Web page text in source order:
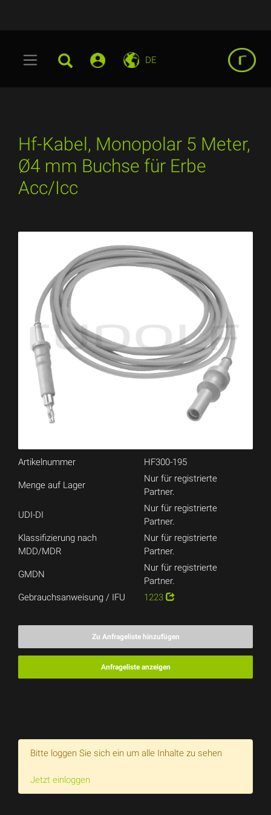
DE
Hf-Kabel, Monopolar 5 Meter,
Ø4 mm Buchse für Erbe
Acc/Icc
Artikelnummer HF300-195
Menge auf Lager
Nur für registrierte
Partner.
UDI-DI
Nur für registrierte
Partner.
Klassifizierung nach
MDD/MDR
Nur für registrierte
Partner.
GMDN
Nur für registrierte
Partner.
Gebrauchsanweisung / IFU
1223
Zu Anfrageliste hinzufügen
Anfrageliste anzeigen
Bitte loggen Sie sich ein um alle Inhalte zu sehen
Jetzt einloggen